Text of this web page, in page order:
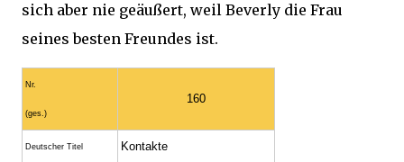
sich aber nie geäußert, weil Beverly die Frau
seines besten Freundes ist.
Nr.
(ges.)
160
Deutscher Titel Kontakte